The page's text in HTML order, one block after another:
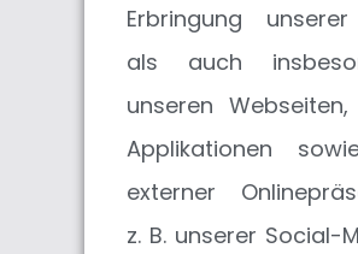
Erbringung
als auch
unseren
Applikationen
externer
z. B. unserer Social-